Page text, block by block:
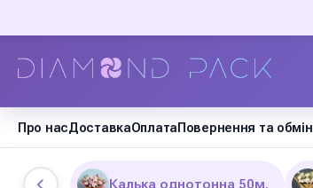
Про насДоставкаОплатаПовернення та обмін
Калька однотонна 50м.